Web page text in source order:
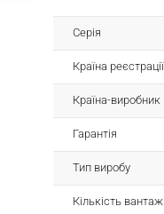
Серія
Країна
Країна-виробник
Гарантія
Тип виробу
Кількість